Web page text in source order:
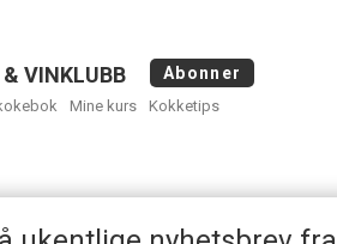
VINKLUBB Abonner
Mine kurs Kokketips